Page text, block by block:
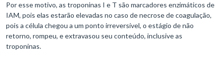
Por esse motivo, as troponinas I e T são marcadores enzimáticos de
IAM, pois elas estarão elevadas no caso de necrose de coagulação,
pois a célula chegou a um ponto irreversível, o estágio de não
retorno, rompeu, e extravasou seu conteúdo, inclusive as
troponinas.